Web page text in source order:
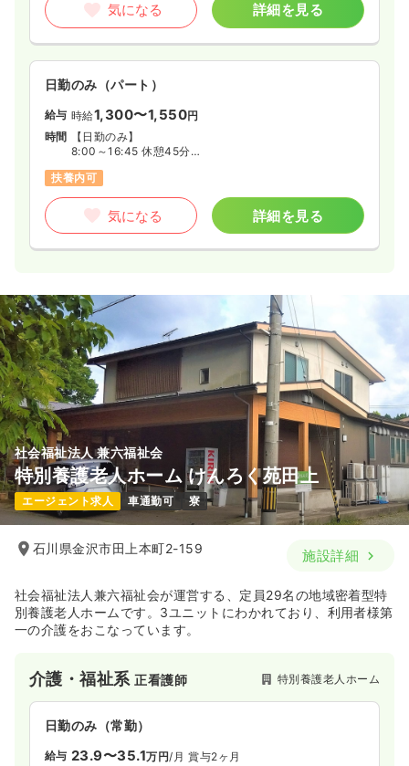
気になる 詳細を見る
日勤のみ（パート）
給与 時給1,300〜1,550円
時間
【日勤のみ】
8:00～16:45 休憩45分
9:00～13:00 休憩なし
◆週2日～5日の間で、勤務日数ご相談ください
扶養内可
気になる 詳細を見る
社会福祉法人 兼六福祉会
特別養護老人ホーム けんろく苑田上
エージェント求人 車通勤可 寮
石川県金沢市田上本町2-159 施設詳細
社会福祉法人兼六福祉会が運営する、定員29名の地域密着型特
別養護老人ホームです。3ユニットにわかれており、利用者様第
一の介護をおこなっています。
介護・福祉系正看護師 特別養護老人ホーム
日勤のみ（常勤）
給与 23.9〜35.1万円/月 賞与2ヶ月